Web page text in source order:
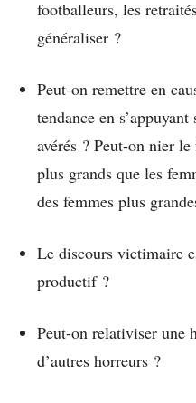
footballeurs, les
généraliser ?
Peut-on remettre en
tendance en
avérés ? Peut-on nier
plus grands que les
des femmes plus
Le discours victimaire
productif ?
Peut-on relativiser une
d’autres horreurs ?